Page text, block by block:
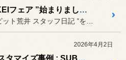
今年も“ ENKEIフェア ”始まりました(・ω<) / 4/1～４/19まで開催です♡
2026年4月2日
WRX STI カスタマイズ事例 : SUBARU WRX STI VAB × WORK EMOTION CR 至極（SHIGOKU）